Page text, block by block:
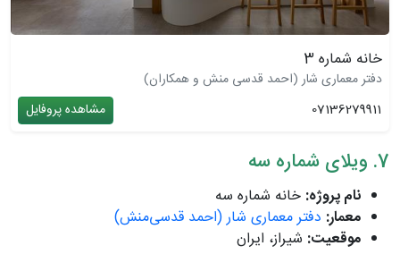
خانه شماره 3
دفتر معماری شار (احمد قدسی منش و همکاران)
07136279911
مشاهده پروفایل
7. ویلای شماره سه
نام پروژه: خانه شماره سه
معمار: دفتر معماری شار (احمد قدسی‌منش)
موقعیت: شیراز، ایران